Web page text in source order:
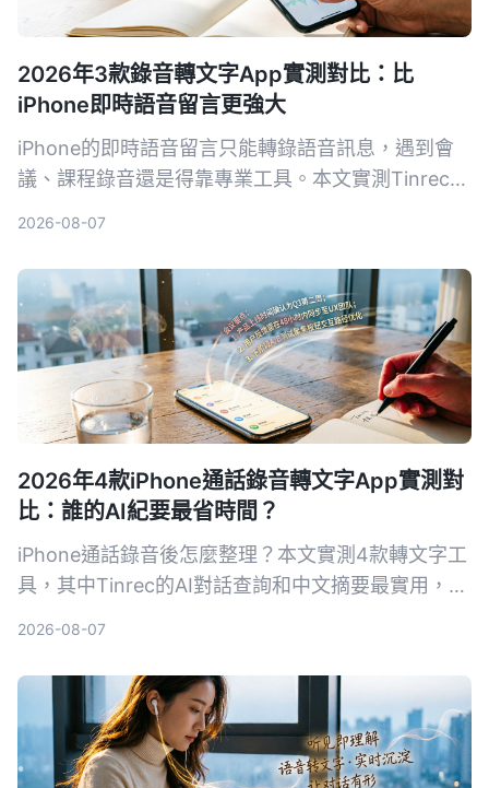
2026年3款錄音轉文字App實測對比：比
iPhone即時語音留言更強大
iPhone的即時語音留言只能轉錄語音訊息，遇到會
議、課程錄音還是得靠專業工具。本文實測Tinrec、
方案。
2026-08-07
2026年4款iPhone通話錄音轉文字App實測對
比：誰的AI紀要最省時間？
iPhone通話錄音後怎麼整理？本文實測4款轉文字工
具，其中Tinrec的AI對話查詢和中文摘要最實用，適
2026-08-07